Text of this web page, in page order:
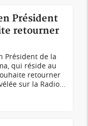
Président
retourner
Président de la
qui réside au
retourner
sur la Radio...